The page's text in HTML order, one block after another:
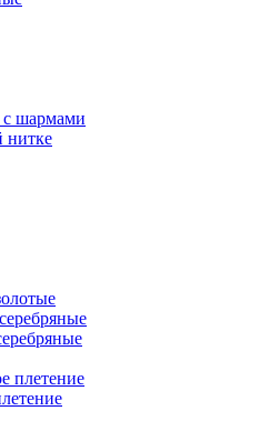
шармами
нитке
плетение